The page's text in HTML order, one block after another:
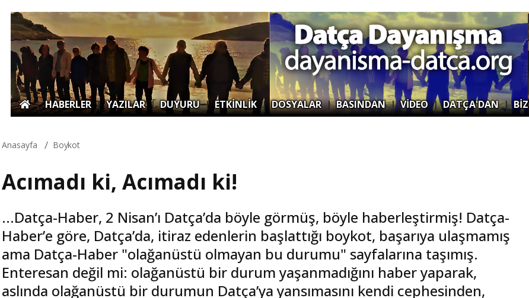
|HABERLER|YAZILAR|DUYURU| ETKİNLİK |DOSYALAR|BASINDAN|VİDEO|DATÇA'DAN|BİZ
Anasayfa Boykot
Acımadı ki, Acımadı ki!
...Datça-Haber, 2 Nisan’ı Datça’da böyle görmüş, böyle haberleştirmiş! Datça-
Haber’e göre, Datça’da, itiraz edenlerin başlattığı boykot, başarıya ulaşmamış
ama Datça-Haber "olağanüstü olmayan bu durumu" sayfalarına taşımış.
Enteresan değil mi: olağanüstü bir durum yaşanmadığını haber yaparak,
aslında olağanüstü bir durumun Datça’ya yansımasını kendi cephesinden,